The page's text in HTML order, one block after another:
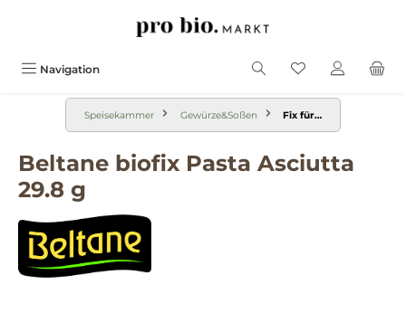
Navigation
Speisekammer Gewürze&Soßen Fix für…
Beltane biofix Pasta Asciutta
29.8 g